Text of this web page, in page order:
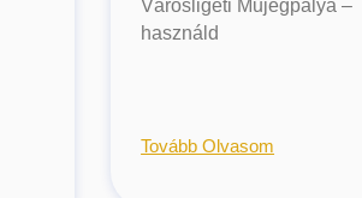
Városligeti Műjégpálya –
használd
Tovább Olvasom